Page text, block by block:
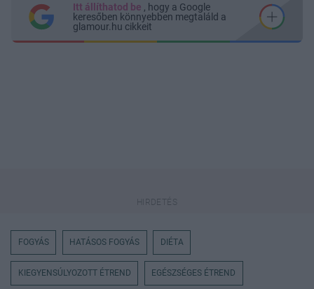
Itt állíthatod be , hogy a Google
keresőben könnyebben megtaláld a
glamour.hu cikkeit
FOGYÁS HATÁSOS FOGYÁS DIÉTA
KIEGYENSÚLYOZOTT ÉTREND EGÉSZSÉGES ÉTREND